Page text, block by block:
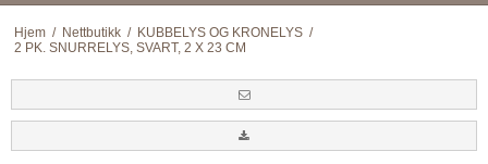
Hjem / Nettbutikk / KUBBELYS OG KRONELYS /
2 PK. SNURRELYS, SVART, 2 X 23 CM